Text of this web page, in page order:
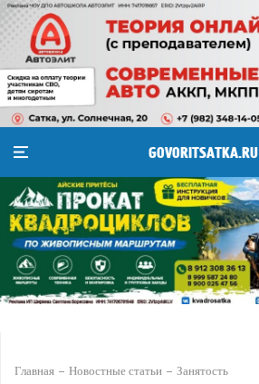
GOVORITSATKA.RU
Главная Новостные статьи Занятость